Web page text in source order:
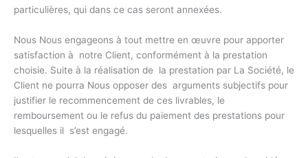
particulières, qui dans ce cas seront annexées.
Nous Nous engageons à tout mettre en œuvre pour apporter
satisfaction à notre Client, conformément à la prestation
choisie. Suite à la réalisation de la prestation par La Société, le
Client ne pourra Nous opposer des arguments subjectifs pour
justifier le recommencement de ces livrables, le
remboursement ou le refus du paiement des prestations pour
lesquelles il s’est engagé.